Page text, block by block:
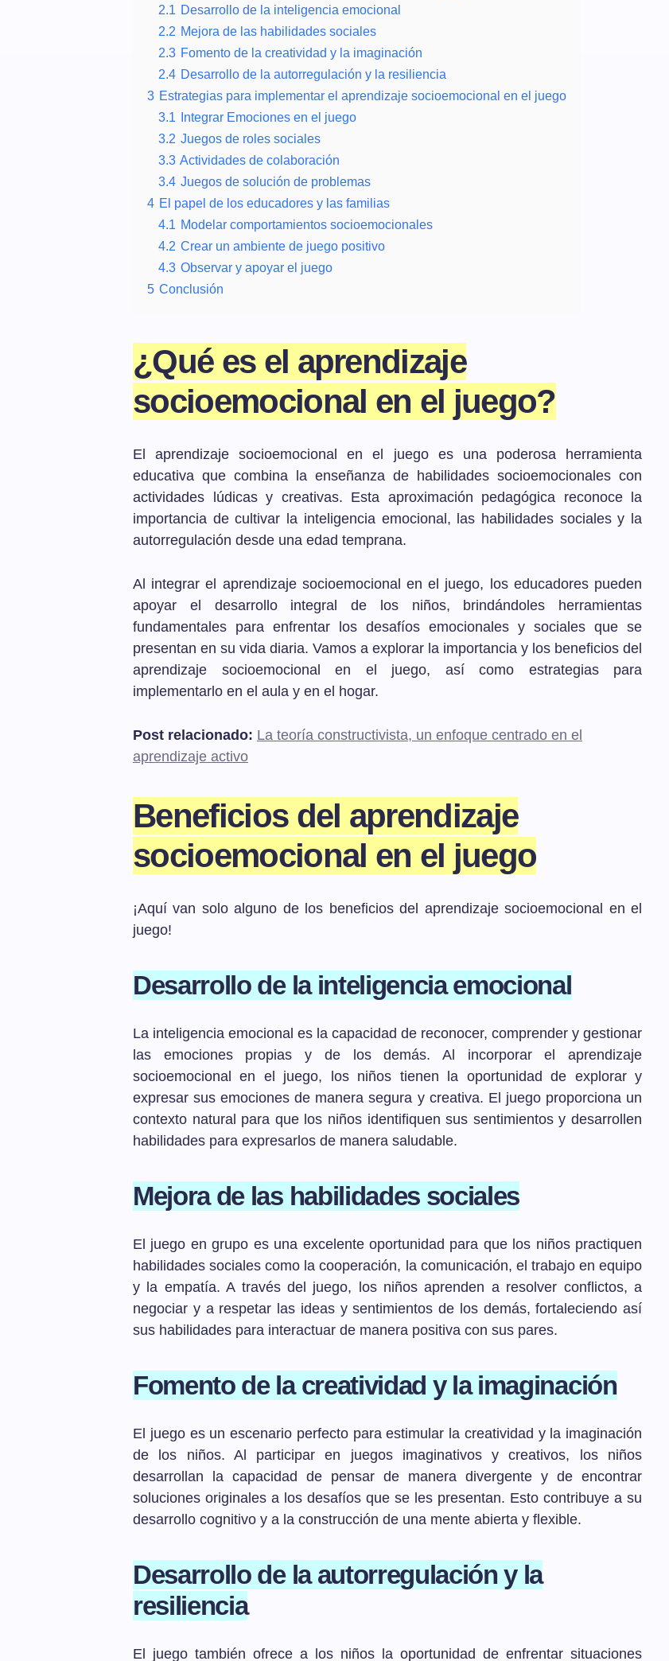
2.1 Desarrollo de la inteligencia emocional
2.2 Mejora de las habilidades sociales
2.3 Fomento de la creatividad y la imaginación
2.4 Desarrollo de la autorregulación y la resiliencia
3 Estrategias para implementar el aprendizaje socioemocional en el juego
3.1 Integrar Emociones en el juego
3.2 Juegos de roles sociales
3.3 Actividades de colaboración
3.4 Juegos de solución de problemas
4 El papel de los educadores y las familias
4.1 Modelar comportamientos socioemocionales
4.2 Crear un ambiente de juego positivo
4.3 Observar y apoyar el juego
5 Conclusión
¿Qué es el aprendizaje
socioemocional en el juego?
El aprendizaje socioemocional en el juego es una poderosa herramienta
educativa que combina la enseñanza de habilidades socioemocionales con
actividades lúdicas y creativas. Esta aproximación pedagógica reconoce la
importancia de cultivar la inteligencia emocional, las habilidades sociales y la
autorregulación desde una edad temprana.
Al integrar el aprendizaje socioemocional en el juego, los educadores pueden
apoyar el desarrollo integral de los niños, brindándoles herramientas
fundamentales para enfrentar los desafíos emocionales y sociales que se
presentan en su vida diaria. Vamos a explorar la importancia y los beneficios del
aprendizaje socioemocional en el juego, así como estrategias para
implementarlo en el aula y en el hogar.
Post relacionado: La teoría constructivista, un enfoque centrado en el
aprendizaje activo
Beneficios del aprendizaje
socioemocional en el juego
¡Aquí van solo alguno de los beneficios del aprendizaje socioemocional en el
juego!
Desarrollo de la inteligencia emocional
La inteligencia emocional es la capacidad de reconocer, comprender y gestionar
las emociones propias y de los demás. Al incorporar el aprendizaje
socioemocional en el juego, los niños tienen la oportunidad de explorar y
expresar sus emociones de manera segura y creativa. El juego proporciona un
contexto natural para que los niños identifiquen sus sentimientos y desarrollen
habilidades para expresarlos de manera saludable.
Mejora de las habilidades sociales
El juego en grupo es una excelente oportunidad para que los niños practiquen
habilidades sociales como la cooperación, la comunicación, el trabajo en equipo
y la empatía. A través del juego, los niños aprenden a resolver conflictos, a
negociar y a respetar las ideas y sentimientos de los demás, fortaleciendo así
sus habilidades para interactuar de manera positiva con sus pares.
Fomento de la creatividad y la imaginación
El juego es un escenario perfecto para estimular la creatividad y la imaginación
de los niños. Al participar en juegos imaginativos y creativos, los niños
desarrollan la capacidad de pensar de manera divergente y de encontrar
soluciones originales a los desafíos que se les presentan. Esto contribuye a su
desarrollo cognitivo y a la construcción de una mente abierta y flexible.
Desarrollo de la autorregulación y la
resiliencia
El juego también ofrece a los niños la oportunidad de enfrentar situaciones